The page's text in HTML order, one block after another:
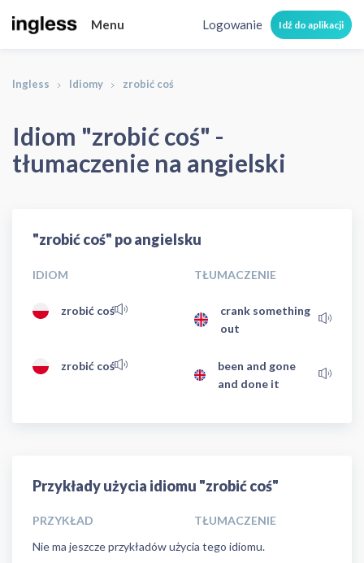
Menu Logowanie Idź do aplikacji
Ingless Idiomy zrobić coś
Idiom "zrobić coś" -
tłumaczenie na angielski
"zrobić coś" po angielsku
IDIOM TŁUMACZENIE
zrobić coś
crank something
out
zrobić coś
been and gone
and done it
Przykłady użycia idiomu "zrobić coś"
PRZYKŁAD
TŁUMACZENIE
Nie ma jeszcze przykładów użycia tego idiomu.